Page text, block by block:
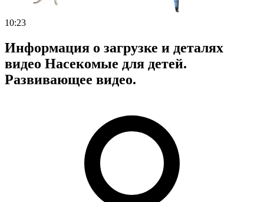
10:23
Информация о загрузке и деталях
видео Насекомые для детей.
Развивающее видео.